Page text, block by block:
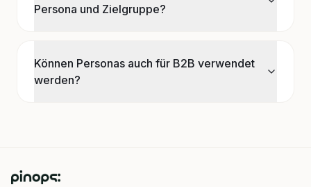
Persona und Zielgruppe?
Können Personas auch für B2B verwendet
werden?